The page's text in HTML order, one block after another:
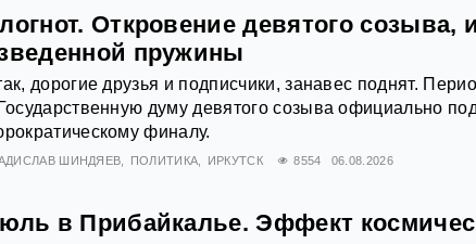
Откровение девятого созыва,
пружины
дорогие друзья и подписчики, занавес поднят.
думу девятого созыва официально
финалу.
ШИНДЯЕВ ПОЛИТИКА ИРКУТСК 8554 06.08.2026
в Прибайкалье. Эффект